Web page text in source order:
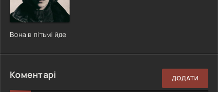
Вона в пітьмі йде
Коментарі ДОДАТИ